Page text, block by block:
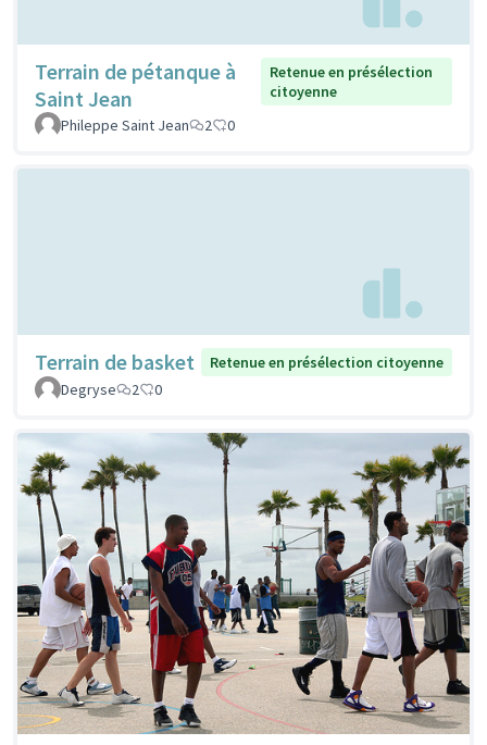
Terrain de pétanque à
Saint Jean
Retenue en présélection
citoyenne
Phileppe Saint Jean
2 0
Terrain de basket
Retenue en présélection citoyenne
Degryse
2 0